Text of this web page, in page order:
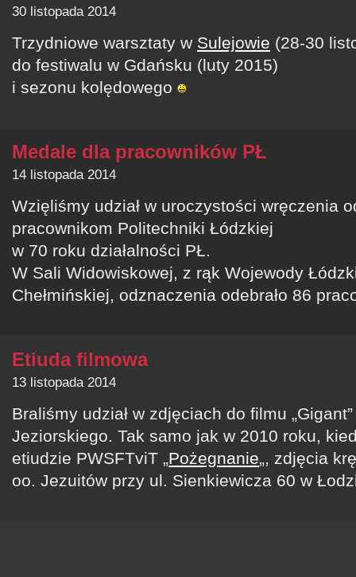
30 listopada 2014
Trzydniowe warsztaty w Sulejowie (28-30
do festiwalu w Gdańsku (luty 2015)
i sezonu kolędowego
Medale dla pracowników PŁ
14 listopada 2014
Wzięliśmy udział w uroczystości wręczenia
pracownikom Politechniki Łódzkiej
w 70 roku działalności PŁ.
W Sali Widowiskowej, z rąk Wojewody
Chełmińskiej, odznaczenia odebrało 86
Etiuda filmowa
13 listopada 2014
Braliśmy udział w zdjęciach do filmu
Jeziorskiego. Tak samo jak w 2010 roku,
etiudzie PWSFTviT „Pożegnanie„, zdjęcia
oo. Jezuitów przy ul. Sienkiewicza 60 w